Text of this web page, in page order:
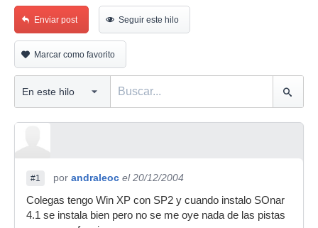
Enviar post Seguir este hilo
Marcar como favorito
#1 por andraleoc el 20/12/2004
Colegas tengo Win XP con SP2 y cuando instalo SOnar
4.1 se instala bien pero no se me oye nada de las pistas